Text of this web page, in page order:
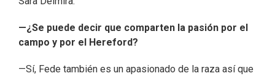
—¿Se puede decir que comparten la pasión por el
campo y por el Hereford?
—Sí, Fede también es un apasionado de la raza así que